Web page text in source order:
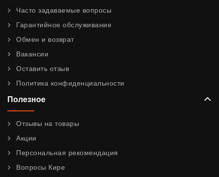
Часто задаваемые вопросы
Гарантийное обслуживание
Обмен и возврат
Вакансии
Оставить отзыв
Политика конфиденциальности
Полезное
Отзывы на товары
Акции
Персональная рекомендация
Вопросы Кире